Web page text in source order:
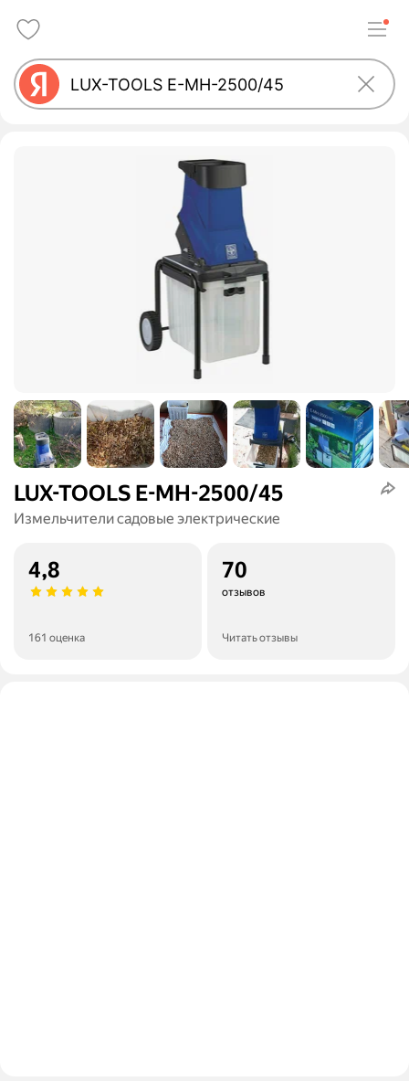
LUX-TOOLS E-MH-2500/45
Измельчители садовые электрические
4,8
161 оценка
70
отзывов
Читать отзывы